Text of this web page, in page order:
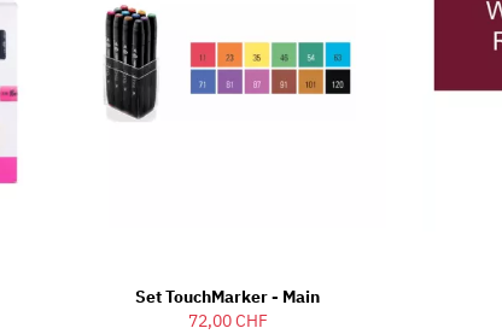
Set TouchMarker - Main
72,00 CHF